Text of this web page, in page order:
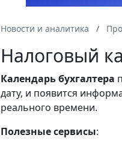
Новости и аналитика
Налоговый
Календарьбухгалтера
дату, и появится
реального времени.
Полезные сервисы: